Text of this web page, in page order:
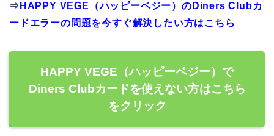
⇒ HAPPY VEGE（ハッピーベジー）のDiners Clubカ
ードエラーの問題を今すぐ解決したい方はこちら
HAPPY VEGE（ハッピーベジー）で
Diners Clubカードを使えない方はこちら
をクリック